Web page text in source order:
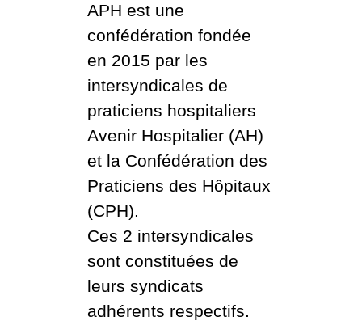
APH est une
confédération fondée
en 2015 par les
intersyndicales de
praticiens hospitaliers
Avenir Hospitalier (AH)
et la Confédération des
Praticiens des Hôpitaux
(CPH).
Ces 2 intersyndicales
sont constituées de
leurs syndicats
adhérents respectifs.